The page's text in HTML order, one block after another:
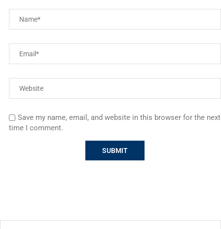
Save my name, email, and website in this browser for the next
time I comment.